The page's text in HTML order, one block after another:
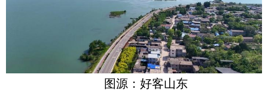
图源：好客山东